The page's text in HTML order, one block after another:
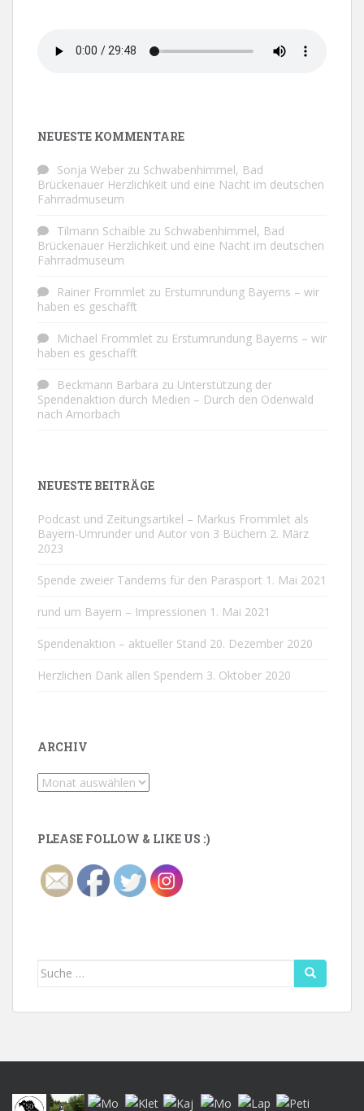
NEUESTE KOMMENTARE
Sonja Weber zu Schwabenhimmel, Bad
Brückenauer Herzlichkeit und eine Nacht im deutschen
Fahrradmuseum
Tilmann Schaible zu Schwabenhimmel, Bad
Brückenauer Herzlichkeit und eine Nacht im deutschen
Fahrradmuseum
Rainer Frommlet zu Erstumrundung Bayerns – wir
haben es geschafft
Michael Frommlet zu Erstumrundung Bayerns – wir
haben es geschafft
Beckmann Barbara zu Unterstützung der
Spendenaktion durch Medien – Durch den Odenwald
nach Amorbach
NEUESTE BEITRÄGE
Podcast und Zeitungsartikel – Markus Frommlet als
Bayern-Umrunder und Autor von 3 Büchern 2. März
2023
Spende zweier Tandems für den Parasport 1. Mai 2021
rund um Bayern – Impressionen 1. Mai 2021
Spendenaktion – aktueller Stand 20. Dezember 2020
Herzlichen Dank allen Spendern 3. Oktober 2020
ARCHIV
Archiv
PLEASE FOLLOW & LIKE US :)
Suche